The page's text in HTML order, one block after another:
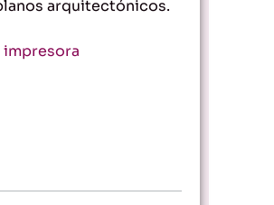
arquitectónicos.